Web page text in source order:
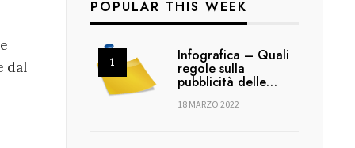
dal
POPULAR THIS WEEK
Infografica – Quali
regole sulla
pubblicità delle…
18 MARZO 2022